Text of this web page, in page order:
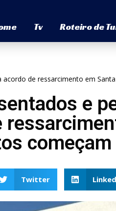
Tv Roteiro de
de ressarcimento em
e
Twitter